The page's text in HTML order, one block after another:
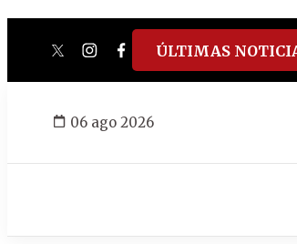
twitterinstagram
facebook
tiktokyoutube
spotify
ÚLTIMAS
06 ago 2026